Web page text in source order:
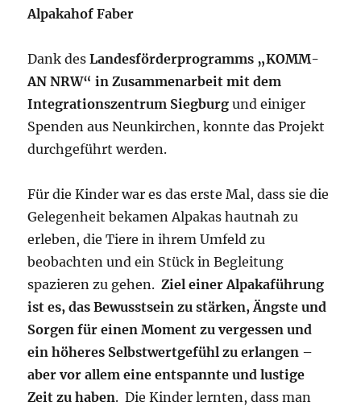
Alpakahof Faber
Dank desLandesförderprogramms „KOMM-
AN NRW“ in Zusammenarbeit mit dem
Integrationszentrum Siegburg und einiger
Spenden aus Neunkirchen, konnte das Projekt
durchgeführt werden.
Für die Kinder war es das erste Mal, dass sie die
Gelegenheit bekamen Alpakas hautnah zu
erleben, die Tiere in ihrem Umfeld zu
beobachten und ein Stück in Begleitung
spazieren zu gehen.Ziel einer Alpakaführung
ist es, das Bewusstsein zu stärken, Ängste und
Sorgen für einen Moment zu vergessen und
ein höheres Selbstwertgefühl zu erlangen –
aber vor allem eine entspannte und lustige
Zeit zu haben. Die Kinder lernten, dass man